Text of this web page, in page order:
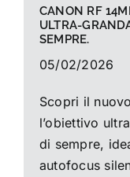
CANON RF
ULTRA-
SEMPRE.
05/02/2026
Scopri il
l’obiettivo
di sempre,
autofocus